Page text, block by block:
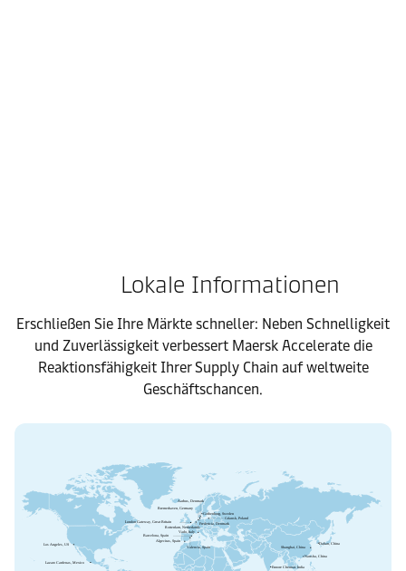
Lokale Informationen
Erschließen Sie Ihre Märkte schneller: Neben Schnelligkeit
und Zuverlässigkeit verbessert Maersk Accelerate die
Reaktionsfähigkeit Ihrer Supply Chain auf weltweite
Geschäftschancen.